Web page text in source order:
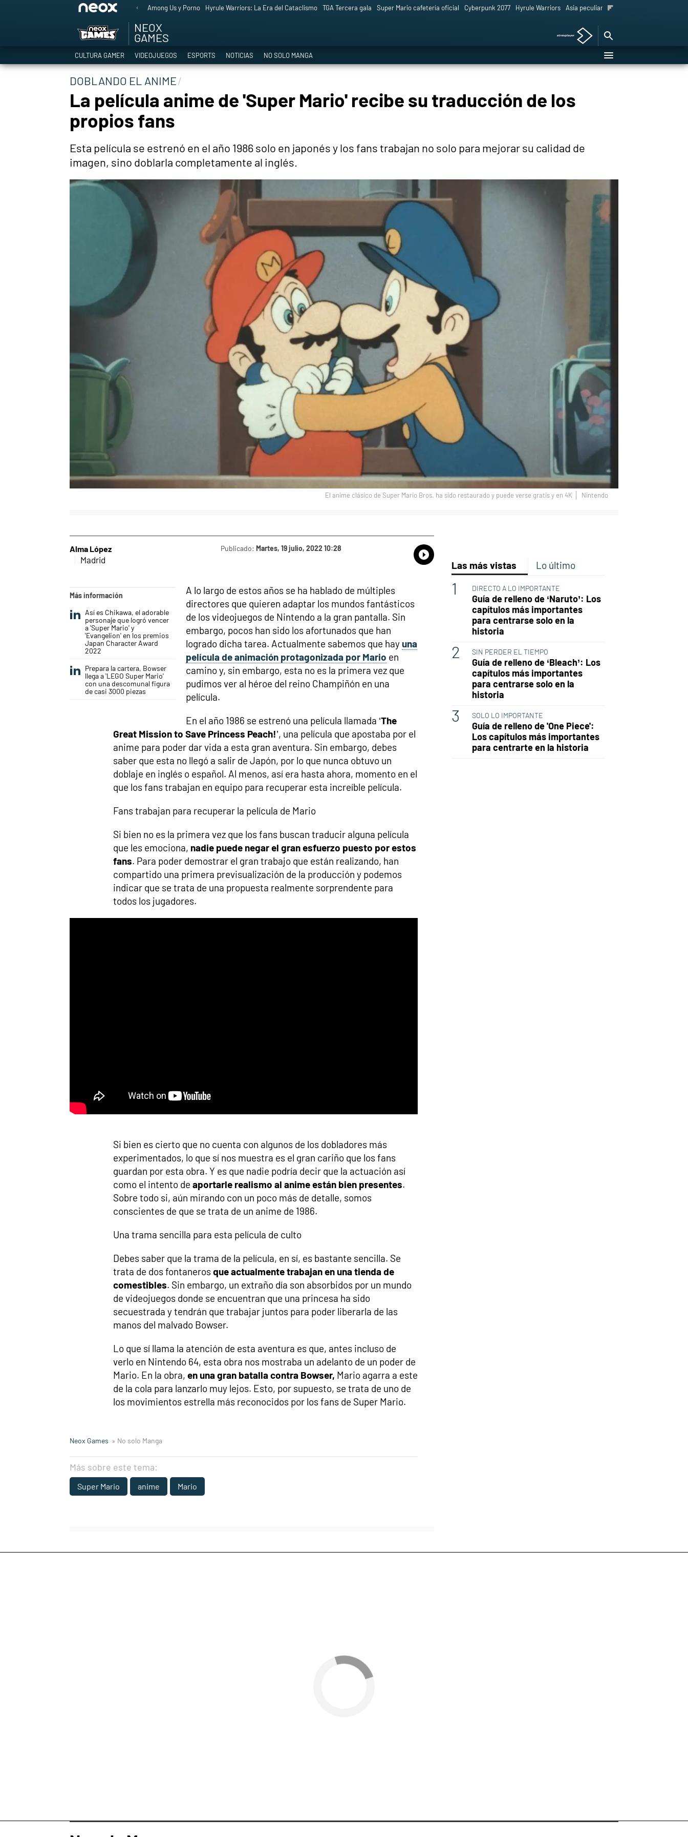
Among Us y Porno Hyrule Warriors: La Era del Cataclismo TGA Tercera gala Super Mario cafetería oficial Cyberpunk 2077 Hyrule Warriors Asia peculiar tradición
NEOX
GAMES
CULTURA GAMER VIDEOJUEGOS ESPORTS NOTICIAS NO SOLO MANGA
DOBLANDO EL ANIME
La película anime de 'Super Mario' recibe su traducción de los
propios fans
Esta película se estrenó en el año 1986 solo en japonés y los fans trabajan no solo para mejorar su calidad de
imagen, sino doblarla completamente al inglés.
El anime clásico de Super Mario Bros. ha sido restaurado y puede verse gratis y en 4K Nintendo
Alma López
Madrid
Publicado: Martes, 19 julio, 2022 10:28
Whatsapp
Compartir
Más información
Así es Chikawa, el adorable
personaje que logró vencer
a 'Super Mario' y
'Evangelion' en los premios
Japan Character Award
2022
Prepara la cartera, Bowser
llega a 'LEGO Super Mario'
con una descomunal figura
de casi 3000 piezas
A lo largo de estos años se ha hablado de múltiples
directores que quieren adaptar los mundos fantásticos
de los videojuegos de Nintendo a la gran pantalla. Sin
embargo, pocos han sido los afortunados que han
logrado dicha tarea. Actualmente sabemos que hay una
película de animación protagonizada por Mario en
camino y, sin embargo, esta no es la primera vez que
pudimos ver al héroe del reino Champiñón en una
película.
En el año 1986 se estrenó una película llamada ‘The
Great Mission to Save Princess Peach!’, una película que apostaba por el
anime para poder dar vida a esta gran aventura. Sin embargo, debes
saber que esta no llegó a salir de Japón, por lo que nunca obtuvo un
doblaje en inglés o español. Al menos, así era hasta ahora, momento en el
que los fans trabajan en equipo para recuperar esta increíble película.
Fans trabajan para recuperar la película de Mario
Si bien no es la primera vez que los fans buscan traducir alguna película
que les emociona, nadie puede negar el gran esfuerzo puesto por estos
fans. Para poder demostrar el gran trabajo que están realizando, han
compartido una primera previsualización de la producción y podemos
indicar que se trata de una propuesta realmente sorprendente para
todos los jugadores.
Si bien es cierto que no cuenta con algunos de los dobladores más
experimentados, lo que sí nos muestra es el gran cariño que los fans
guardan por esta obra. Y es que nadie podría decir que la actuación así
como el intento de aportarle realismo al anime están bien presentes.
Sobre todo si, aún mirando con un poco más de detalle, somos
conscientes de que se trata de un anime de 1986.
Una trama sencilla para esta película de culto
Debes saber que la trama de la película, en sí, es bastante sencilla. Se
trata de dos fontanerosque actualmente trabajan en una tienda de
comestibles. Sin embargo, un extraño día son absorbidos por un mundo
de videojuegos donde se encuentran que una princesa ha sido
secuestrada y tendrán que trabajar juntos para poder liberarla de las
manos del malvado Bowser.
Lo que sí llama la atención de esta aventura es que, antes incluso de
verlo en Nintendo 64, esta obra nos mostraba un adelanto de un poder de
Mario. En la obra, en una gran batalla contra Bowser, Mario agarra a este
de la cola para lanzarlo muy lejos. Esto, por supuesto, se trata de uno de
los movimientos estrella más reconocidos por los fans de Super Mario.
Neox Games » No solo Manga
Más sobre este tema:
Super Mario anime Mario
Las más vistas Lo último
DIRECTO A LO IMPORTANTE
Guía de relleno de ‘Naruto’: Los
capítulos más importantes
para centrarse solo en la
historia
SIN PERDER EL TIEMPO
Guía de relleno de ‘Bleach’: Los
capítulos más importantes
para centrarse solo en la
historia
SOLO LO IMPORTANTE
Guía de relleno de 'One Piece':
Los capítulos más importantes
para centrarte en la historia